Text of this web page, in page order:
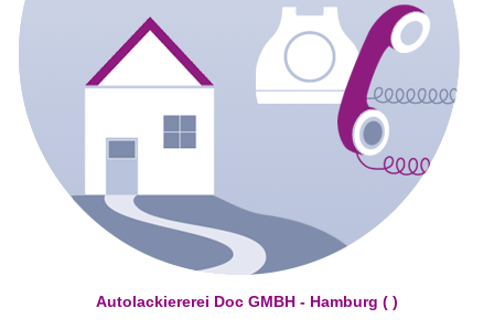
Autolackiererei Doc GMBH - Hamburg ( )